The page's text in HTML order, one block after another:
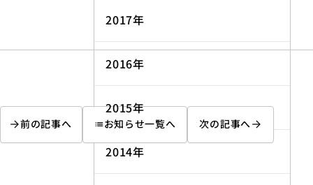
前の記事へ listお知らせ一覧へ 次の記事へ
2017年
2016年
2015年
2014年